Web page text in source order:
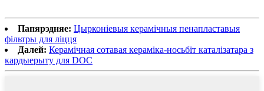
Папярэдняе: Цырконіевыя керамічныя пенапластавыя
фільтры для ліцця
Далей: Керамічная сотавая кераміка-носьбіт каталізатара з
кардыерыту для DOC